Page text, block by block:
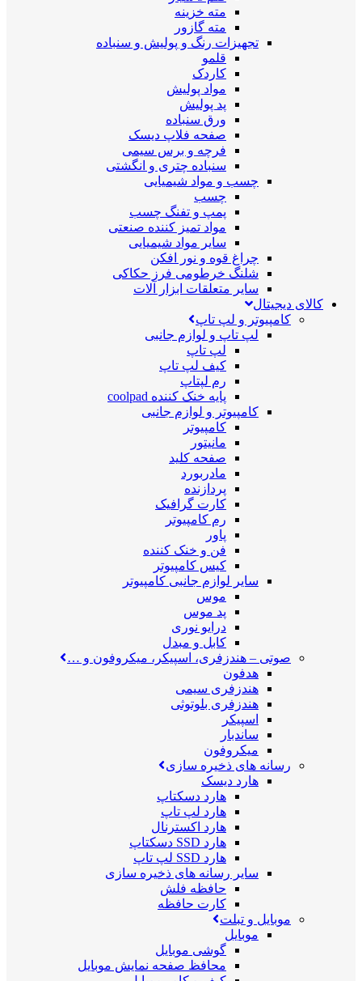
مته خزینه
مته گازور
تجهیزات رنگ و پولیش و سنباده
قلمو
کاردک
مواد پولیش
پد پولیش
ورق سنباده
صفحه فلاپ دیسک
فرچه و برس سیمی
سنباده چتری و انگشتی
چسب و مواد شیمیایی
چسب
پمپ و تفنگ چسب
مواد تمیز کننده صنعتی
سایر مواد شیمیایی
چراغ قوه و نور افکن
شلنگ خرطومی فرز حکاکی
سایر متعلقات ابزار آلات
کالای دیجیتال
کامپیوتر و لپ تاپ
لپ تاپ و لوازم جانبی
لپ تاپ
کیف لپ تاپ
رم لپتاپ
پایه خنک کننده coolpad
کامپیوتر و لوازم جانبی
کامپیوتر
مانیتور
صفحه کلید
مادربورد
پردازنده
کارت گرافیک
رم کامپیوتر
پاور
فن و خنک کننده
کیس کامپیوتر
سایر لوازم جانبی کامپیوتر
موس
پد موس
درایو نوری
کابل و مبدل
صوتی – هندزفری، اسپیکر، میکروفون و …
هدفون
هندزفری سیمی
هندزفری بلوتوثی
اسپیکر
ساندبار
میکروفون
رسانه های ذخیره سازی
هارد دیسک
هارد دسکتاپ
هارد لپ تاپ
هارد اکسترنال
هارد SSD دسکتاپ
هارد SSD لپ تاپ
سایر رسانه های ذخیره سازی
حافظه فلش
کارت حافظه
موبایل و تبلت
موبایل
گوشی موبایل
محافظ صفحه نمایش موبایل